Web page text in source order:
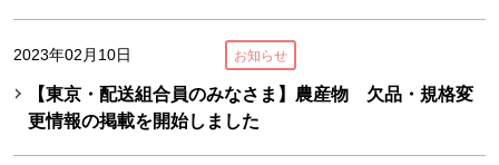
2023年02月10日 お知らせ
【東京・配送組合員のみなさま】農産物 欠品・規格変
更情報の掲載を開始しました